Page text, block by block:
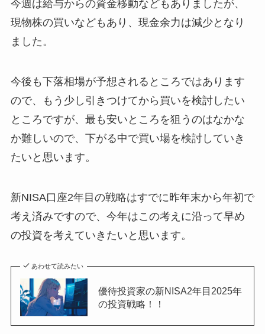
今週は給与からの資金移動などもありましたが、
現物株の買いなどもあり、現金余力は減少となり
ました。
今後も下落相場が予想されるところではあります
ので、もう少し引きつけてから買いを検討したい
ところですが、最も安いところを狙うのはなかな
か難しいので、下がる中で買い場を検討していき
たいと思います。
新NISA口座2年目の戦略はすでに昨年末から年初で
考え済みですので、今年はこの考えに沿って早め
の投資を考えていきたいと思います。
あわせて読みたい
優待投資家の新NISA2年目2025年
の投資戦略！！